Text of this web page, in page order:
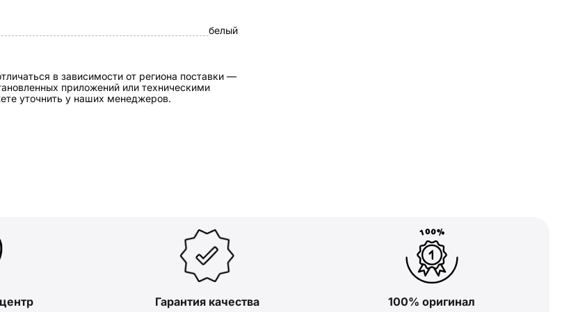
белый
в зависимости от региона поставки —
приложений или техническими
уточнить у наших менеджеров.
Гарантия качества 100% оригинал